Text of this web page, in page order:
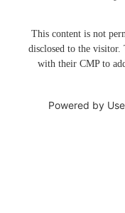
This content is not
disclosed to the visitor.
with their CMP to
Powered by